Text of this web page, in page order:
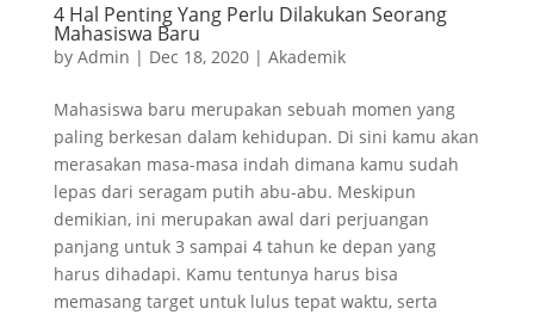
4 Hal Penting Yang Perlu Dilakukan Seorang
Mahasiswa Baru
by Admin | Dec 18, 2020| Akademik
Mahasiswa baru merupakan sebuah momen yang
paling berkesan dalam kehidupan. Di sini kamu akan
merasakan masa-masa indah dimana kamu sudah
lepas dari seragam putih abu-abu. Meskipun
demikian, ini merupakan awal dari perjuangan
panjang untuk 3 sampai 4 tahun ke depan yang
harus dihadapi. Kamu tentunya harus bisa
memasang target untuk lulus tepat waktu, serta